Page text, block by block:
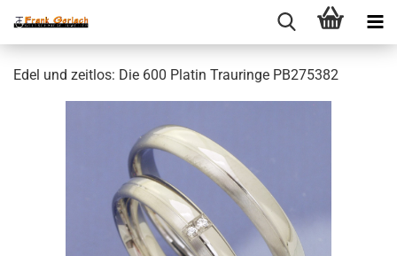
Edel und zeitlos: Die 600 Platin Trauringe PB275382